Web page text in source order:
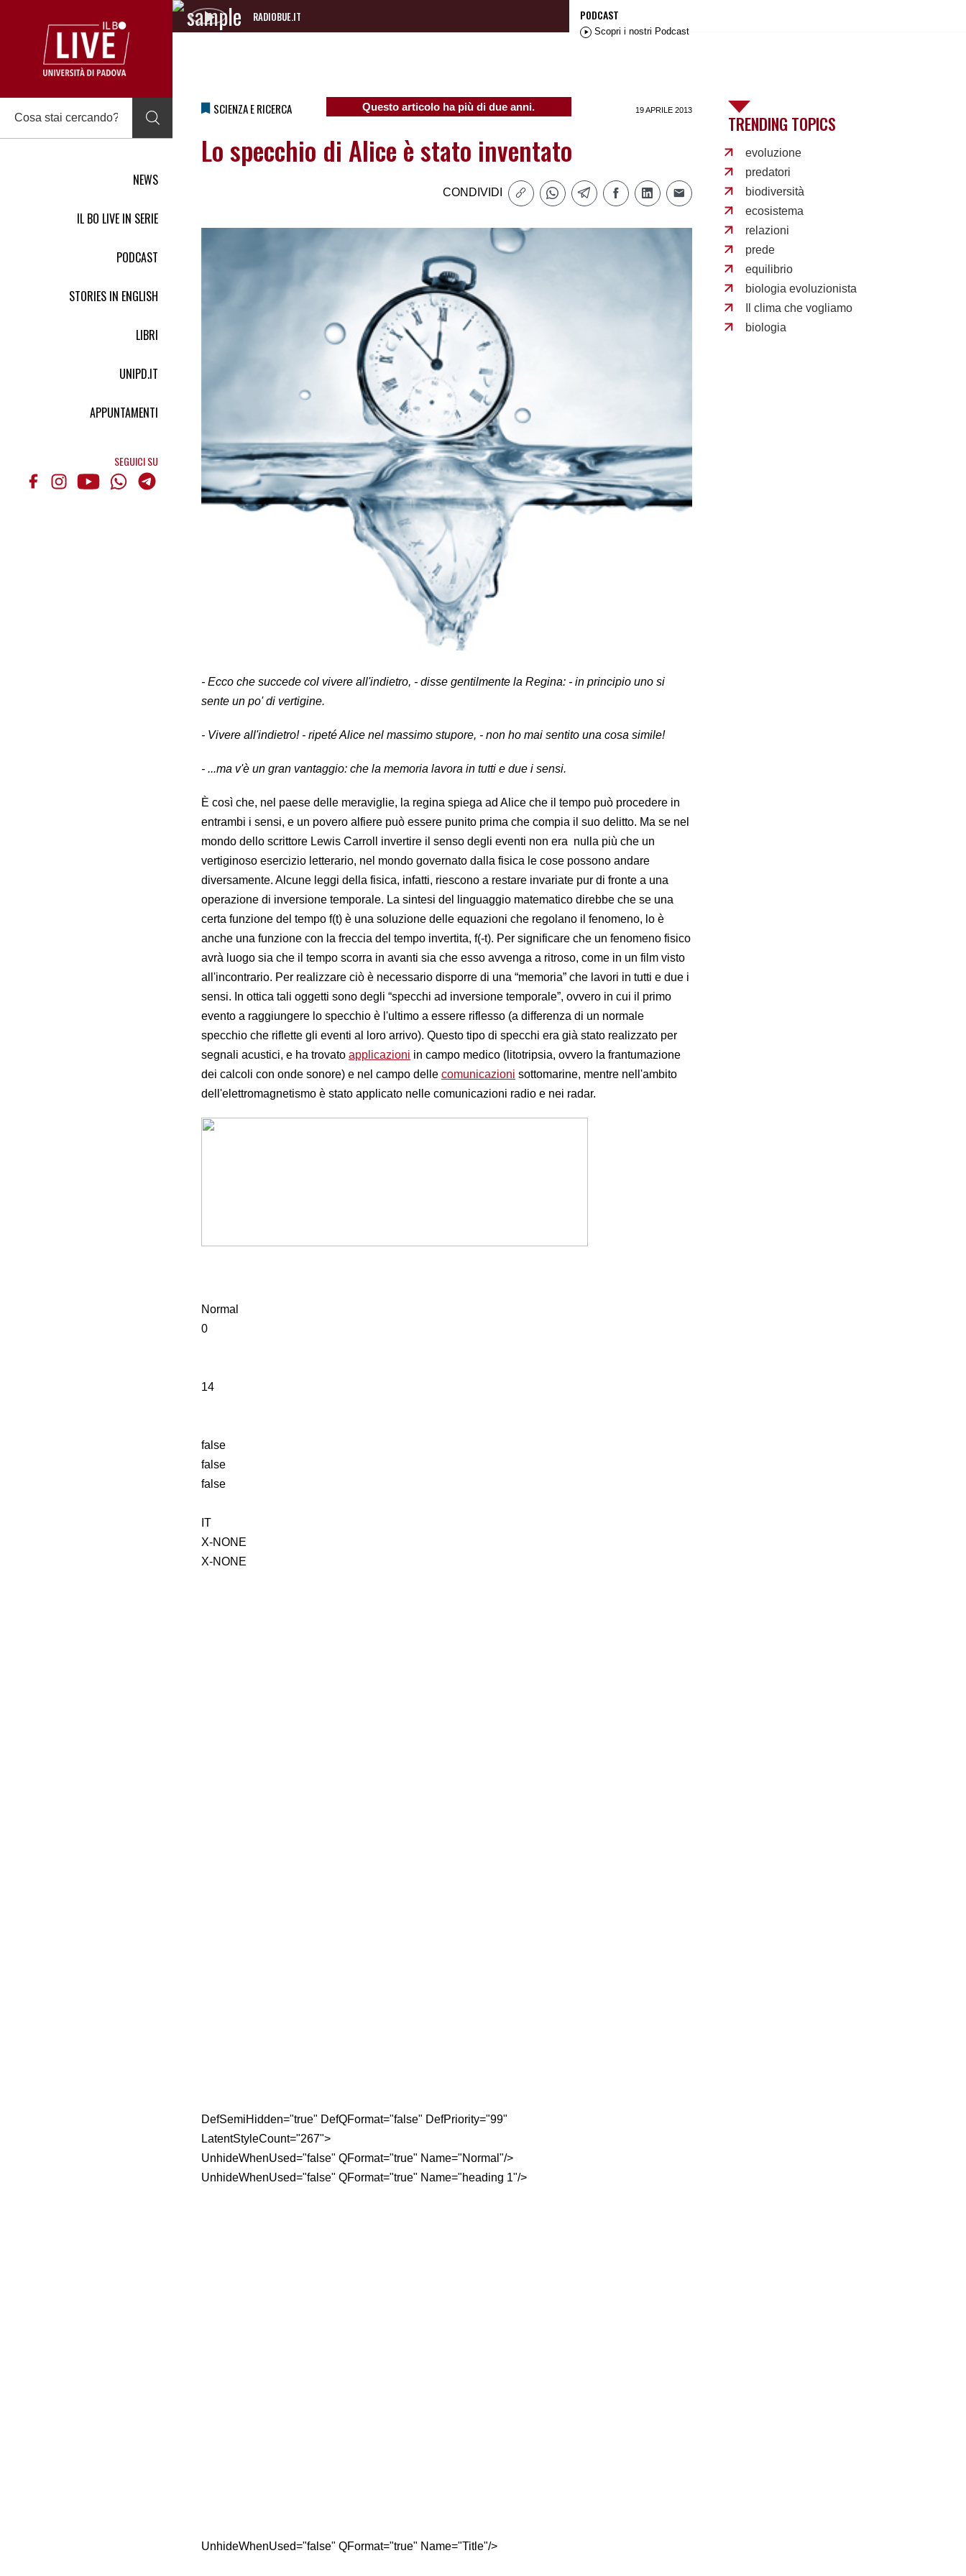
NEWS
IL BO LIVE IN SERIE
PODCAST
STORIES IN ENGLISH
LIBRI
UNIPD.IT
APPUNTAMENTI
SEGUICI SU
RADIOBUE.IT
Audio
PODCAST
Scopri i nostri Podcast
SCIENZA E RICERCA Questo articolo ha più di due anni. 19 APRILE 2013
Lo specchio di Alice è stato inventato
CONDIVIDI
- Ecco che succede col vivere all'indietro, - disse gentilmente la Regina: - in principio uno si
sente un po' di vertigine.
- Vivere all'indietro! - ripeté Alice nel massimo stupore, - non ho mai sentito una cosa simile!
- ...ma v'è un gran vantaggio: che la memoria lavora in tutti e due i sensi.
È così che, nel paese delle meraviglie, la regina spiega ad Alice che il tempo può procedere in
entrambi i sensi, e un povero alfiere può essere punito prima che compia il suo delitto. Ma se nel
mondo dello scrittore Lewis Carroll invertire il senso degli eventi non era nulla più che un
vertiginoso esercizio letterario, nel mondo governato dalla fisica le cose possono andare
diversamente. Alcune leggi della fisica, infatti, riescono a restare invariate pur di fronte a una
operazione di inversione temporale. La sintesi del linguaggio matematico direbbe che se una
certa funzione del tempo f(t) è una soluzione delle equazioni che regolano il fenomeno, lo è
anche una funzione con la freccia del tempo invertita, f(-t). Per significare che un fenomeno fisico
avrà luogo sia che il tempo scorra in avanti sia che esso avvenga a ritroso, come in un film visto
all'incontrario. Per realizzare ciò è necessario disporre di una “memoria” che lavori in tutti e due i
sensi. In ottica tali oggetti sono degli “specchi ad inversione temporale”, ovvero in cui il primo
evento a raggiungere lo specchio è l'ultimo a essere riflesso (a differenza di un normale
specchio che riflette gli eventi al loro arrivo). Questo tipo di specchi era già stato realizzato per
segnali acustici, e ha trovato applicazioni in campo medico (litotripsia, ovvero la frantumazione
dei calcoli con onde sonore) e nel campo delle comunicazioni sottomarine, mentre nell'ambito
dell'elettromagnetismo è stato applicato nelle comunicazioni radio e nei radar.
Normal
0
14
false
false
false
IT
X-NONE
X-NONE
DefSemiHidden="true" DefQFormat="false" DefPriority="99"
LatentStyleCount="267">
UnhideWhenUsed="false" QFormat="true" Name="Normal"/>
UnhideWhenUsed="false" QFormat="true" Name="heading 1"/>
UnhideWhenUsed="false" QFormat="true" Name="Title"/>
TRENDING TOPICS
evoluzione
predatori
biodiversità
ecosistema
relazioni
prede
equilibrio
biologia evoluzionista
Il clima che vogliamo
biologia